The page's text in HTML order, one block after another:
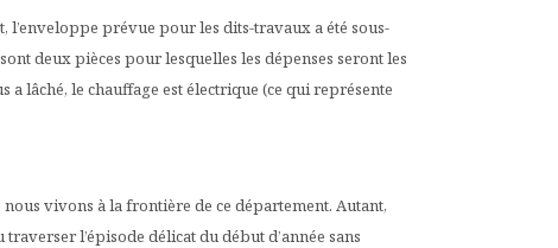
l’enveloppe prévue pour les dits-travaux a été sous-
deux pièces pour lesquelles les dépenses seront les
lâché, le chauffage est électrique (ce qui représente
vivons à la frontière de ce département. Autant,
l’épisode délicat du début d’année sans